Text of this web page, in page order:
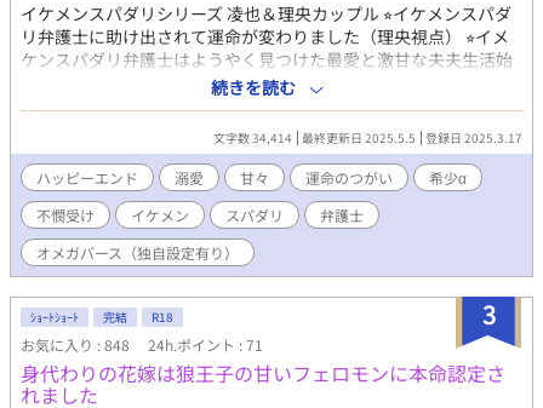
イケメンスパダリシリーズ 凌也＆理央カップル ⭐︎イケメンスパダ
リ弁護士に助け出されて運命が変わりました（理央視点） ⭐︎イメ
ケンスパダリ弁護士はようやく見つけた最愛と激甘な夫夫生活始
めます（凌也視点） のお話のカップルでオメガバース編となりま
す。 ＜あらすじ＞ 十歳のバース検査でΩでもβでもない不確定βと
言われた理央。 十八歳の再検査も不確定βの診断が下されて、専
門病院で再検査を行うことに。 しかし、病院に行く途中で人生初
のヒートを起こしてしまった。 そこに居合わせた医者と警察のコ
ンビに保護されて病院に行くと、そこで運命と出会い……。 αの
中でも数％しかいない希少αと不確定βと言い続けられていた施設
育ちの可哀想なΩのお話。もちろんハッピーエンドです！ ※オメ
ガバースの世界線なので出会いそのほかは現実編とは異なります
続きを読む
文字数 34,414 最終更新日 2025.5.5 登録日 2025.3.17
ハッピーエンド 溺愛 甘々 運命のつがい
希少α
不憫受け
イケメン スパダリ
弁護士
オメガバース（独自設定有り）
3
ｼｮｰﾄｼｮｰﾄ 完結 R18
お気に入り : 848 24h.ポイント : 71
身代わりの花嫁は狼王子の甘いフェロモンに本命認定さ
れました